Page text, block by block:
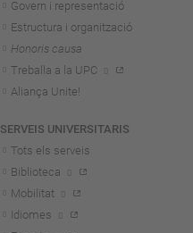
Govern i representació
Estructura i organització
Honoris causa
Treballa a la UPC
Aliança Unite!
SERVEIS UNIVERSITARIS
Tots els serveis
Biblioteca
Mobilitat
Idiomes